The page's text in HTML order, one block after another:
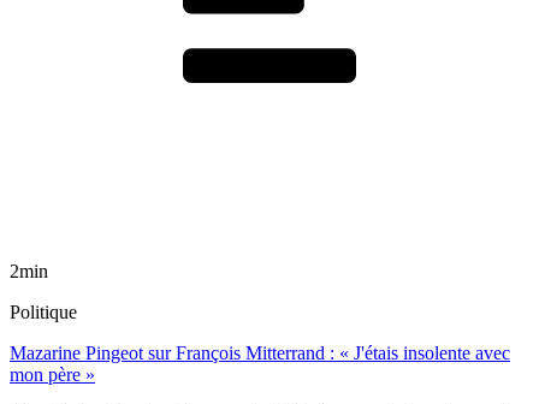
2min
Politique
Mazarine Pingeot sur François Mitterrand : « J'étais insolente avec
mon père »